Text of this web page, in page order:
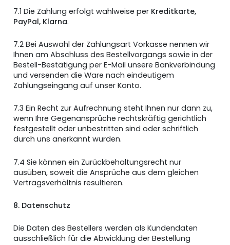
7.1 Die Zahlung erfolgt wahlweise per Kreditkarte,
PayPal, Klarna.
7.2 Bei Auswahl der Zahlungsart Vorkasse nennen wir
Ihnen am Abschluss des Bestellvorgangs sowie in der
Bestell-Bestätigung per E-Mail unsere Bankverbindung
und versenden die Ware nach eindeutigem
Zahlungseingang auf unser Konto.
7.3 Ein Recht zur Aufrechnung steht Ihnen nur dann zu,
wenn Ihre Gegenansprüche rechtskräftig gerichtlich
festgestellt oder unbestritten sind oder schriftlich
durch uns anerkannt wurden.
7.4 Sie können ein Zurückbehaltungsrecht nur
ausüben, soweit die Ansprüche aus dem gleichen
Vertragsverhältnis resultieren.
8. Datenschutz
Die Daten des Bestellers werden als Kundendaten
ausschließlich für die Abwicklung der Bestellung